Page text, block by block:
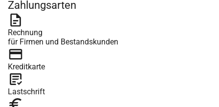
Zahlungsarten
Rechnung
für Firmen und Bestandskunden
Kreditkarte
Lastschrift